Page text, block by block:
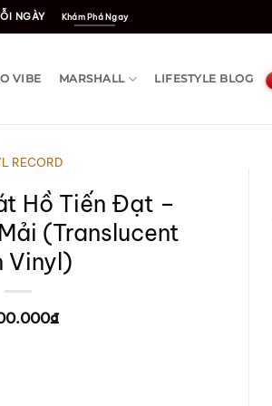
NGÀY Khám Phá Ngay
VIBE MARSHALL LIFESTYLE BLOG
RECORD
Hồ Tiến Đạt –
(Translucent
Vinyl)
₫